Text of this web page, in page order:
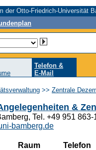
der Otto-Friedrich-Universität
Telefon &
E-Mail
>> Zentrale
&
Tel. +49 951 863-
bamberg.de
Raum Telefon